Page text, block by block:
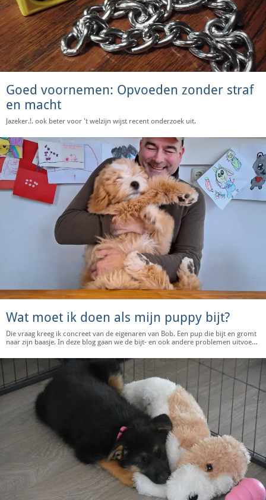
Goed voornemen: Opvoeden zonder straf
en macht
Jazeker.!. ook beter voor 't welzijn wijst recent onderzoek uit.
Wat moet ik doen als mijn puppy bijt?
Die vraag kreeg ik concreet van de eigenaren van Bob. Een pup die bijt en gromt
naar zijn baasje. In deze blog gaan we de bijt- en ook andere problemen uitvoerig